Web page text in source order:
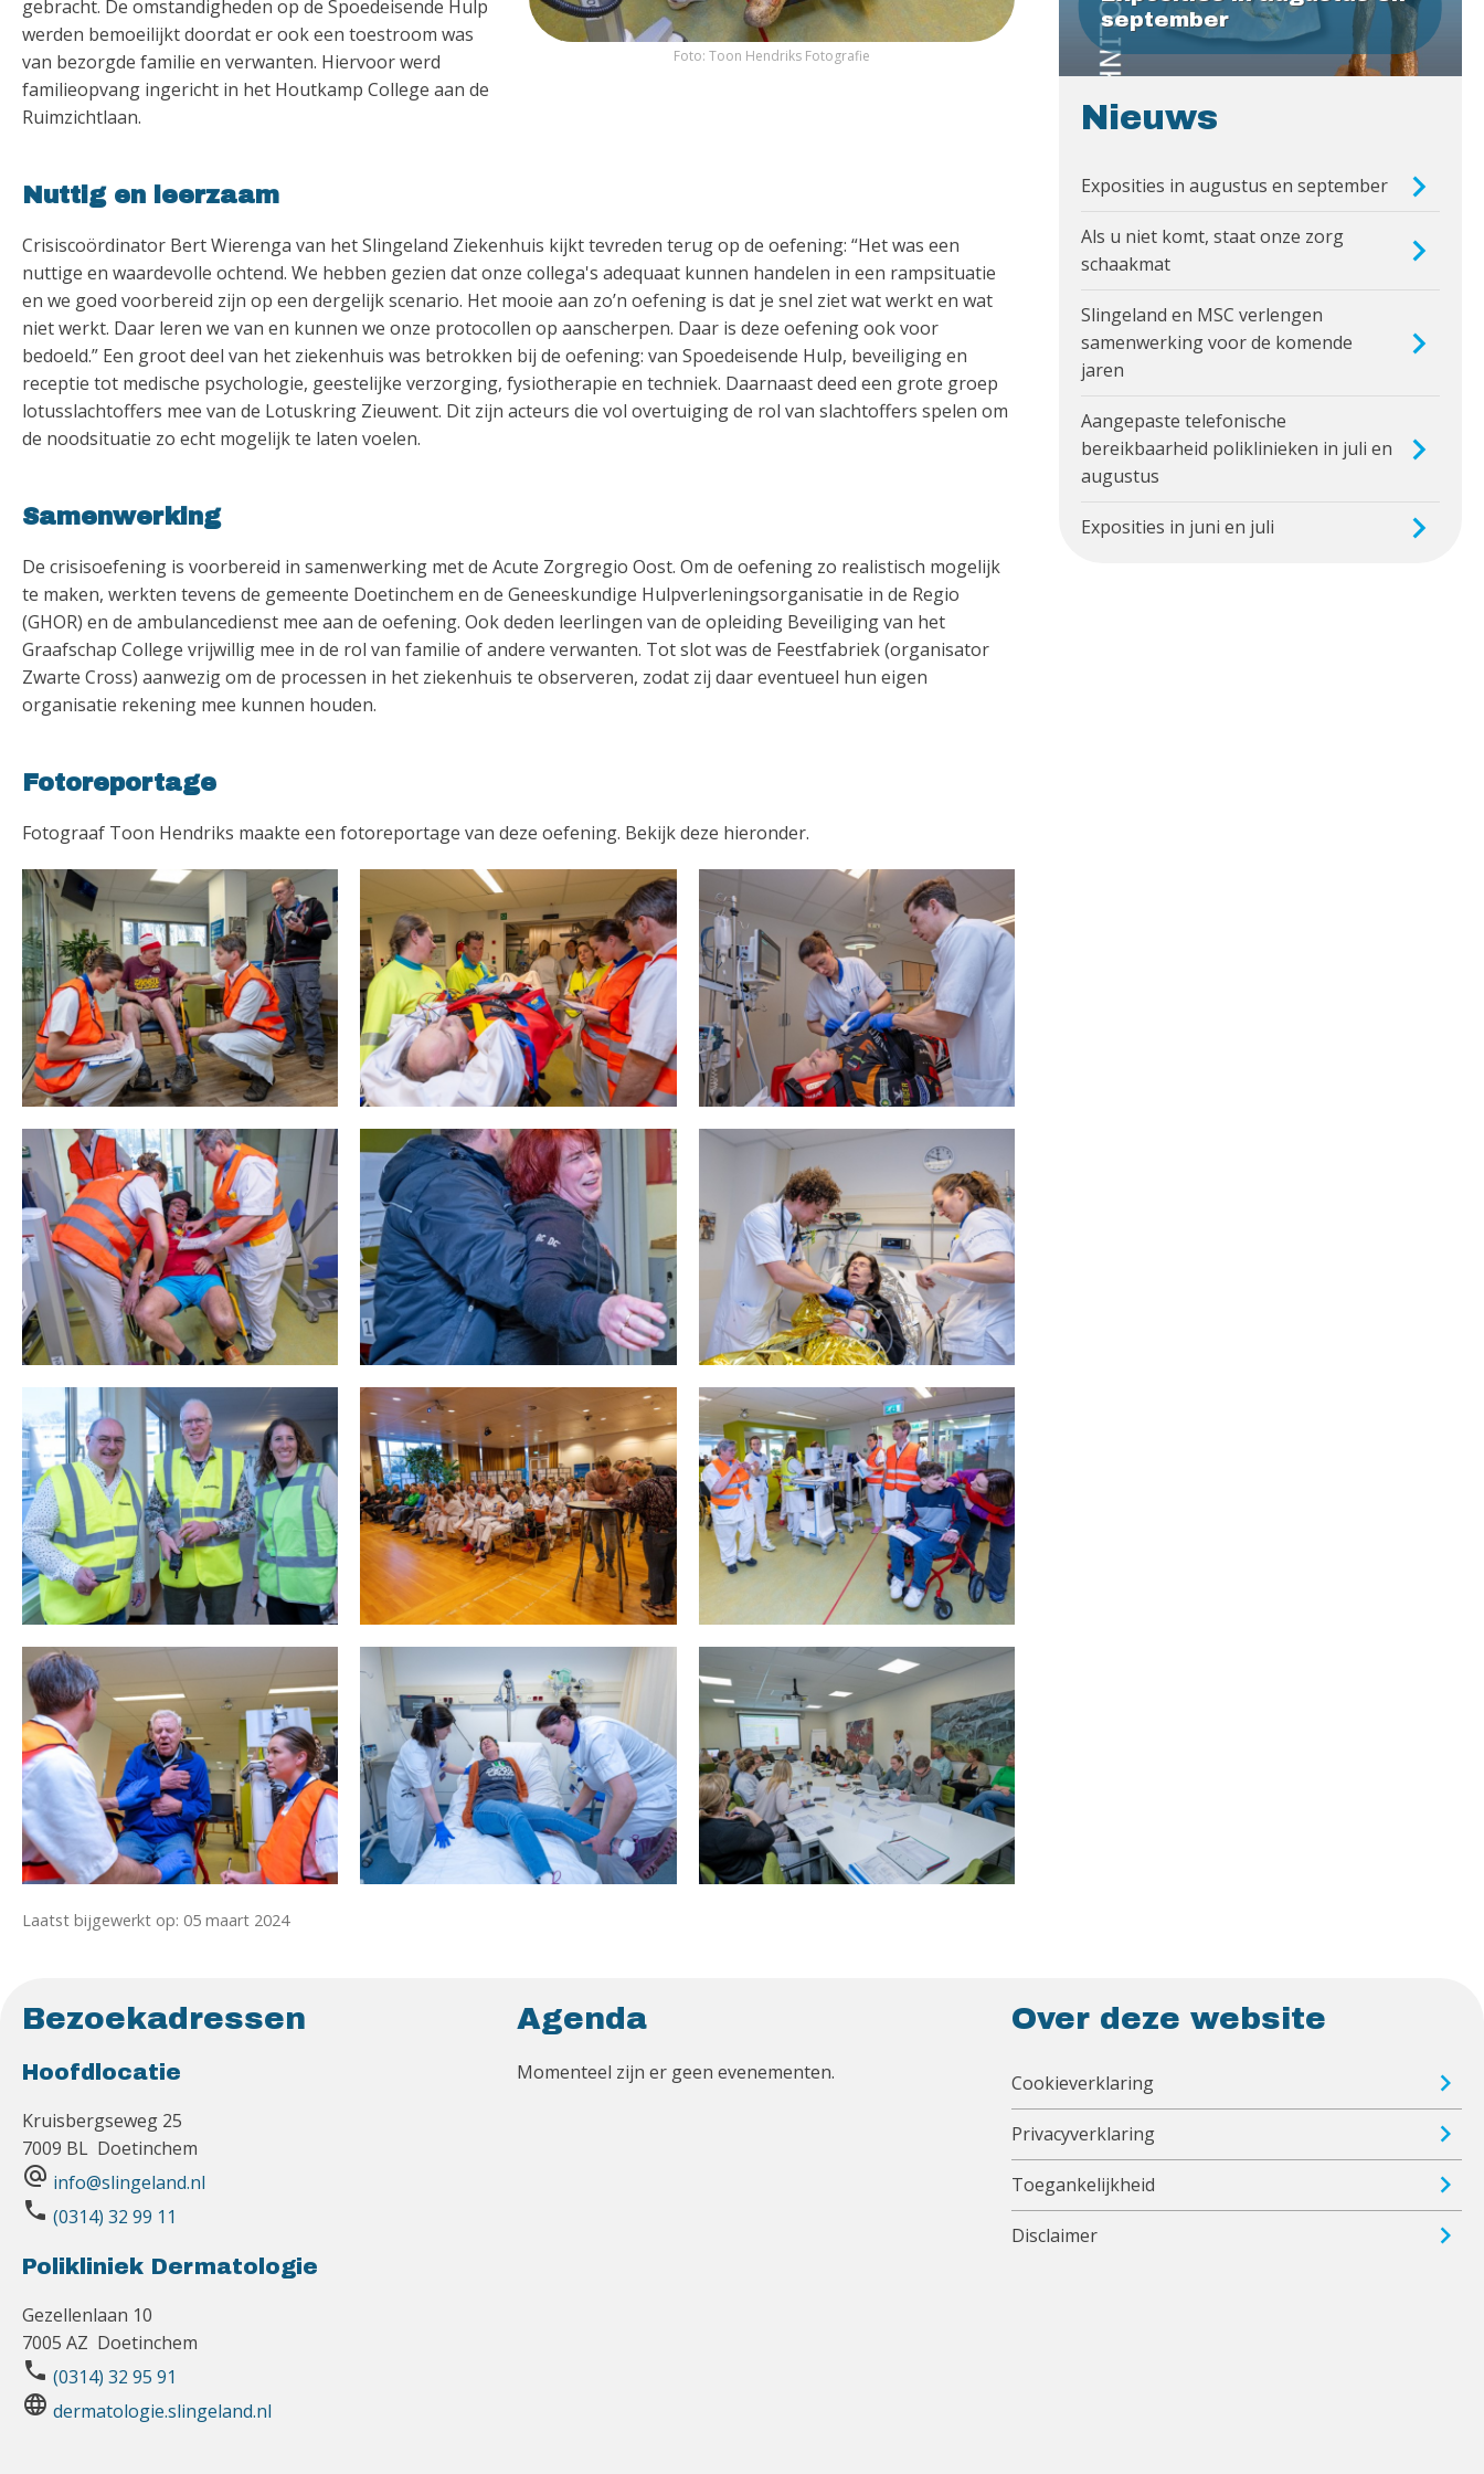
gebracht. De omstandigheden op de Spoedeisende Hulp
werden bemoeilijkt doordat er ook een toestroom was
van bezorgde familie en verwanten. Hiervoor werd
familieopvang ingericht in het Houtkamp College aan de
Ruimzichtlaan.
Foto: Toon Hendriks Fotografie
Nuttig en leerzaam
Crisiscoördinator Bert Wierenga van het Slingeland Ziekenhuis kijkt tevreden terug op de oefening: “Het was een
nuttige en waardevolle ochtend. We hebben gezien dat onze collega's adequaat kunnen handelen in een rampsituatie
en we goed voorbereid zijn op een dergelijk scenario. Het mooie aan zo’n oefening is dat je snel ziet wat werkt en wat
niet werkt. Daar leren we van en kunnen we onze protocollen op aanscherpen. Daar is deze oefening ook voor
bedoeld.” Een groot deel van het ziekenhuis was betrokken bij de oefening: van Spoedeisende Hulp, beveiliging en
receptie tot medische psychologie, geestelijke verzorging, fysiotherapie en techniek. Daarnaast deed een grote groep
lotusslachtoffers mee van de Lotuskring Zieuwent. Dit zijn acteurs die vol overtuiging de rol van slachtoffers spelen om
de noodsituatie zo echt mogelijk te laten voelen.
Samenwerking
De crisisoefening is voorbereid in samenwerking met de Acute Zorgregio Oost. Om de oefening zo realistisch mogelijk
te maken, werkten tevens de gemeente Doetinchem en de Geneeskundige Hulpverleningsorganisatie in de Regio
(GHOR) en de ambulancedienst mee aan de oefening. Ook deden leerlingen van de opleiding Beveiliging van het
Graafschap College vrijwillig mee in de rol van familie of andere verwanten. Tot slot was de Feestfabriek (organisator
Zwarte Cross) aanwezig om de processen in het ziekenhuis te observeren, zodat zij daar eventueel hun eigen
organisatie rekening mee kunnen houden.
Fotoreportage
Fotograaf Toon Hendriks maakte een fotoreportage van deze oefening. Bekijk deze hieronder.
Laatst bijgewerkt op: 05 maart 2024
september
Nieuws
Exposities in augustus en september
Als u niet komt, staat onze zorg
schaakmat
Slingeland en MSC verlengen
samenwerking voor de komende
jaren
Aangepaste telefonische
bereikbaarheid poliklinieken in juli en
augustus
Exposities in juni en juli
Bezoekadressen
Hoofdlocatie
Kruisbergseweg 25
7009 BL Doetinchem
alternate_email info@slingeland.nl
phone (0314) 32 99 11
Polikliniek Dermatologie
Gezellenlaan 10
7005 AZ Doetinchem
phone (0314) 32 95 91
language dermatologie.slingeland.nl
Agenda
Momenteel zijn er geen evenementen.
Over deze website
Cookieverklaring
Privacyverklaring
Toegankelijkheid
Disclaimer